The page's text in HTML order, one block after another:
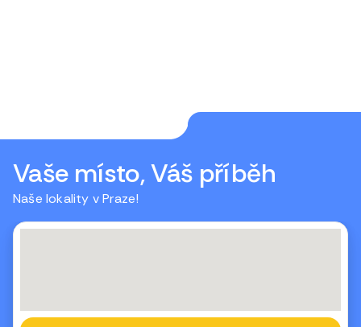
Vaše místo, Váš příběh
Naše lokality v Praze!